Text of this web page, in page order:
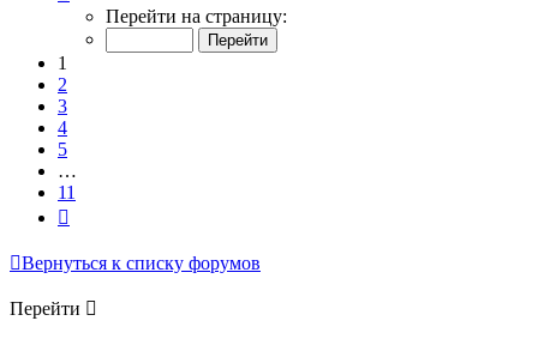
Перейти на страницу:
1
2
3
4
5
…
11
Вернуться к списку форумов
Перейти